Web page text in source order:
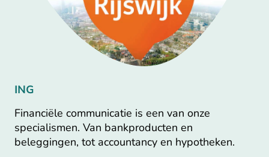
ING
Financiële communicatie is een van onze
specialismen. Van bankproducten en
beleggingen, tot accountancy en hypotheken.